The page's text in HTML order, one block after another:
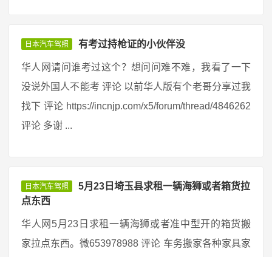
日本汽车驾照 有考过持枪证的小伙伴没
华人网请问谁考过这个？想问问难不难，我看了一下
没说外国人不能考 评论 以前华人版有个老哥分享过我
找下 评论 https://incnjp.com/x5/forum/thread/4846262
评论 多谢 ...
日本汽车驾照
5月23日埼玉县求租一辆海狮或者箱货拉
点东西
华人网5月23日求租一辆海狮或者准中型开的箱货搬
家拉点东西。微653978988 评论 车务搬家各种家具家